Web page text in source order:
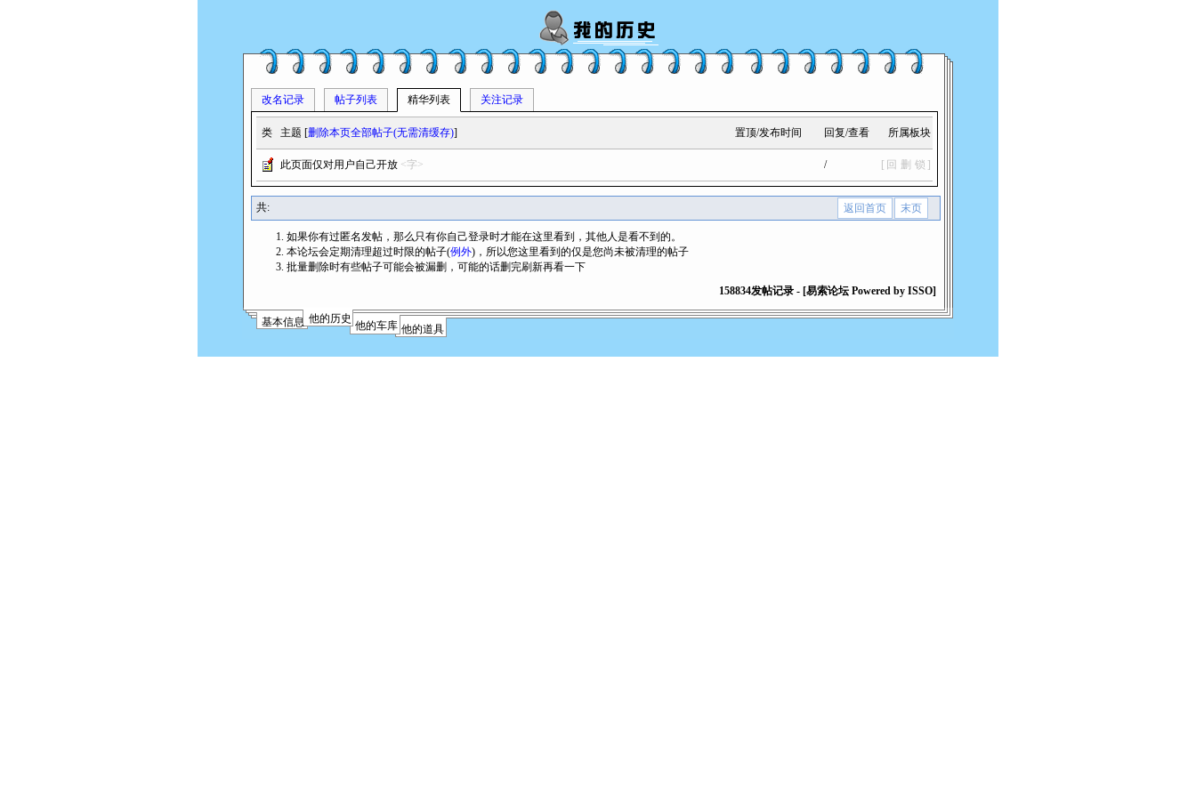
改名记录 帖子列表 精华列表 关注记录
类 主题 [删除本页全部帖子(无需清缓存)] 置顶/发布时间 回复/查看 所属板块
此页面仅对用户自己开放 <字> / [ 回 删 锁 ]
共: 返回首页 末页
如果你有过匿名发帖，那么只有你自己登录时才能在这里看到，其他人是看不到的。
本论坛会定期清理超过时限的帖子(例外)，所以您这里看到的仅是您尚未被清理的帖子
批量删除时有些帖子可能会被漏删，可能的话删完刷新再看一下
158834发帖记录 - [易索论坛 Powered by ISSO]
基本信息 他的历史
他的车库 他的道具